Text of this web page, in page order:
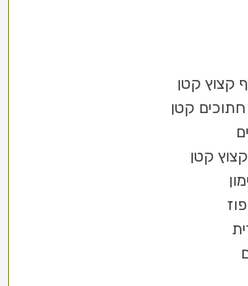
קטן